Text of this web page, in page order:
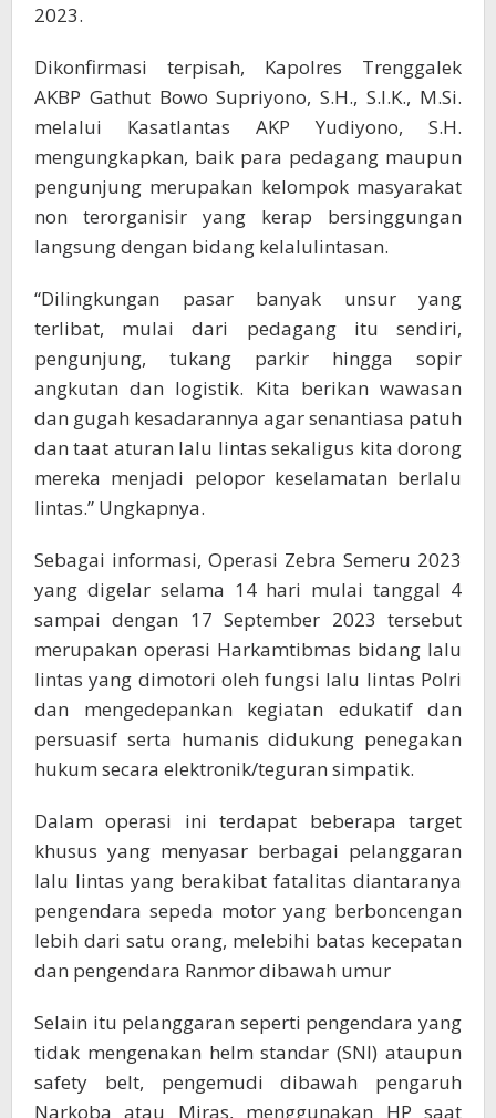
2023.
Dikonfirmasi terpisah, Kapolres Trenggalek
AKBP Gathut Bowo Supriyono, S.H., S.I.K., M.Si.
melalui Kasatlantas AKP Yudiyono, S.H.
mengungkapkan, baik para pedagang maupun
pengunjung merupakan kelompok masyarakat
non terorganisir yang kerap bersinggungan
langsung dengan bidang kelalulintasan.
“Dilingkungan pasar banyak unsur yang
terlibat, mulai dari pedagang itu sendiri,
pengunjung, tukang parkir hingga sopir
angkutan dan logistik. Kita berikan wawasan
dan gugah kesadarannya agar senantiasa patuh
dan taat aturan lalu lintas sekaligus kita dorong
mereka menjadi pelopor keselamatan berlalu
lintas.” Ungkapnya.
Sebagai informasi, Operasi Zebra Semeru 2023
yang digelar selama 14 hari mulai tanggal 4
sampai dengan 17 September 2023 tersebut
merupakan operasi Harkamtibmas bidang lalu
lintas yang dimotori oleh fungsi lalu lintas Polri
dan mengedepankan kegiatan edukatif dan
persuasif serta humanis didukung penegakan
hukum secara elektronik/teguran simpatik.
Dalam operasi ini terdapat beberapa target
khusus yang menyasar berbagai pelanggaran
lalu lintas yang berakibat fatalitas diantaranya
pengendara sepeda motor yang berboncengan
lebih dari satu orang, melebihi batas kecepatan
dan pengendara Ranmor dibawah umur
Selain itu pelanggaran seperti pengendara yang
tidak mengenakan helm standar (SNI) ataupun
safety belt, pengemudi dibawah pengaruh
Narkoba atau Miras, menggunakan HP saat